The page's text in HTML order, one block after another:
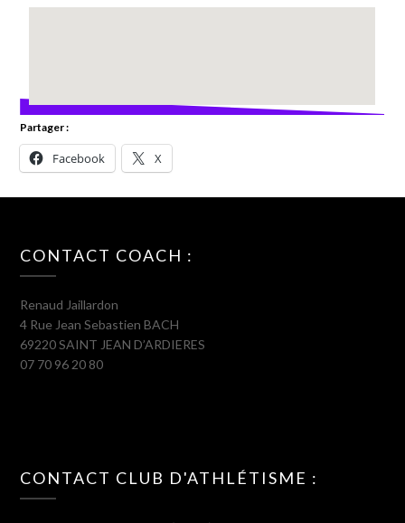
Partager :
Facebook X
CONTACT COACH :
Renaud Jaillardon
4 Rue Jean Sebastien BACH
69220 SAINT JEAN D’ARDIERES
07 70 96 20 80
CONTACT CLUB D'ATHLÉTISME :